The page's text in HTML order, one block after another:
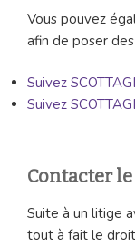
Vous pouvez
afin de poser
Suivez
Suivez
Contacter le
Suite à un litige
tout à fait le